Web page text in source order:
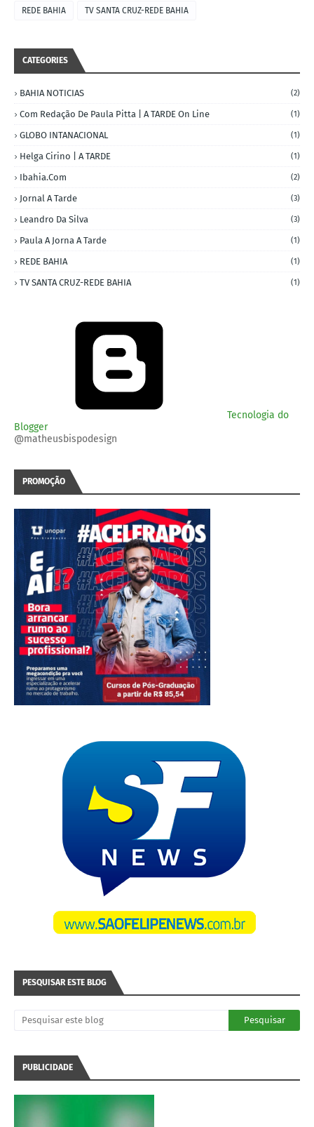
REDE BAHIA TV SANTA CRUZ-REDE BAHIA
CATEGORIES
BAHIA NOTICIAS (2)
Com Redação De Paula Pitta | A TARDE On Line (1)
GLOBO INTANACIONAL (1)
Helga Cirino | A TARDE (1)
Ibahia.com (2)
Jornal A Tarde (3)
Leandro Da Silva (3)
Paula A Jorna A Tarde (1)
REDE BAHIA (1)
TV SANTA CRUZ-REDE BAHIA (1)
Tecnologia do
Blogger
@matheusbispodesign
PROMOÇÃO
PESQUISAR ESTE BLOG
PUBLICIDADE